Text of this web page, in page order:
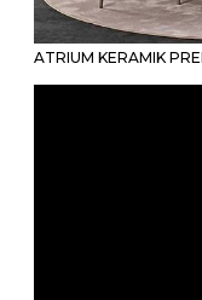
ATRIUM KERAMIK